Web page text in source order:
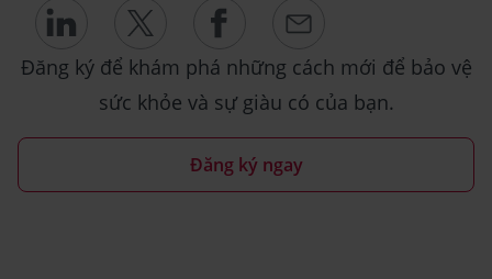
Đăng ký để khám phá những cách mới để bảo vệ
sức khỏe và sự giàu có của bạn.
Đăng ký ngay